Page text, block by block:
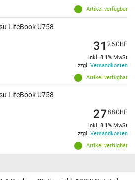
Artikel verfügbar
LifeBook U758
Artikel verfügbar
31 26CHF
inkl. 8.1% MwSt
zzgl. Versandkosten
LifeBook U758
Artikel verfügbar
2788CHF
inkl. 8.1% MwSt
zzgl. Versandkosten